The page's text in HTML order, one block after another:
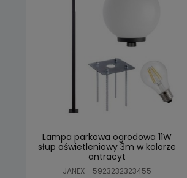
Lampa parkowa ogrodowa 11W
słup oświetleniowy 3m w kolorze
antracyt
JANEX - 5923232323455